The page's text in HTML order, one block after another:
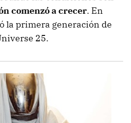
comenzó a crecer. En
la primera generación de
25.